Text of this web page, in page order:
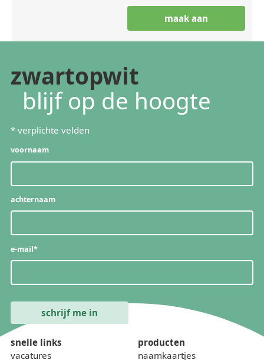
zwartopwit
blijf op de hoogte
* verplichte velden
voornaam
achternaam
e-mail*
snelle links
vacatures
producten
naamkaartjes